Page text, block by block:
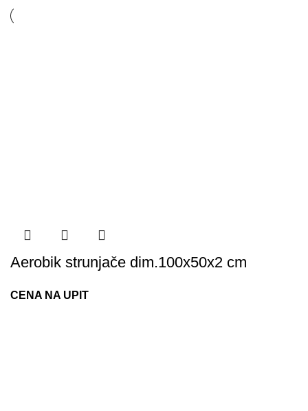
Aerobik strunjače dim.100x50x2 cm
CENA NA UPIT